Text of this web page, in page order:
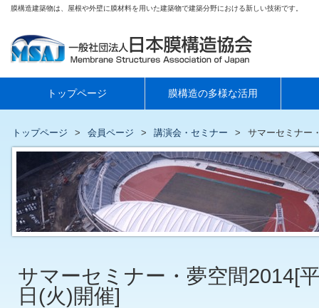
膜構造建築物は、屋根や外壁に膜材料を用いた建築物で建築分野における新しい技術です。
トップページ 膜構造の多様な活用
トップページ 会員ページ 講演会・セミナー サマーセミナー
サマーセミナー・夢空間2014[
日(火)開催]